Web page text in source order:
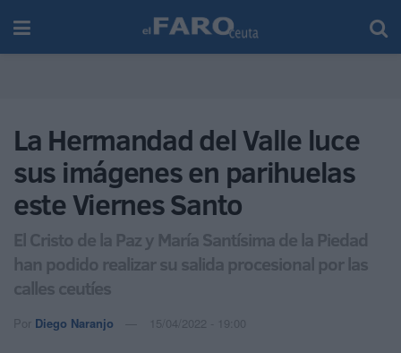
La Hermandad del Valle luce
sus imágenes en parihuelas
este Viernes Santo
El Cristo de la Paz y María Santísima de la Piedad
han podido realizar su salida procesional por las
calles ceutíes
Por Diego Naranjo 15/04/2022 - 19:00